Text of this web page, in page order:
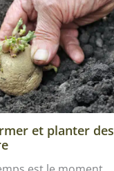
et planter des